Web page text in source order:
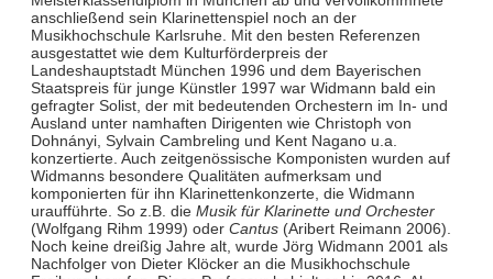
anschließend sein Klarinettenspiel noch an der
Musikhochschule Karlsruhe. Mit den besten Referenzen
ausgestattet wie dem Kulturförderpreis der
Landeshauptstadt München 1996 und dem Bayerischen
Staatspreis für junge Künstler 1997 war Widmann bald ein
gefragter Solist, der mit bedeutenden Orchestern im In- und
Ausland unter namhaften Dirigenten wie Christoph von
Dohnányi, Sylvain Cambreling und Kent Nagano u.a.
konzertierte. Auch zeitgenössische Komponisten wurden auf
Widmanns besondere Qualitäten aufmerksam und
komponierten für ihn Klarinettenkonzerte, die Widmann
uraufführte. So z.B. die Musik für Klarinette und Orchester
(Wolfgang Rihm 1999) oder Cantus(Aribert Reimann 2006).
Noch keine dreißig Jahre alt, wurde Jörg Widmann 2001 als
Nachfolger von Dieter Klöcker an die Musikhochschule